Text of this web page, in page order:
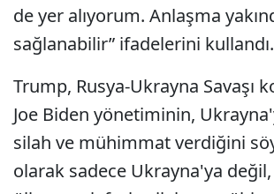
de yer alıyorum. Anlaşma
sağlanabilir” ifadelerini kullandı.
Trump, Rusya-Ukrayna Savaşı
Joe Biden yönetiminin,
silah ve mühimmat verdiğini
olarak sadece Ukrayna'ya